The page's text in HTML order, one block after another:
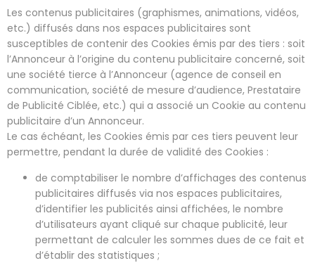
Les contenus publicitaires (graphismes, animations, vidéos,
etc.) diffusés dans nos espaces publicitaires sont
susceptibles de contenir des Cookies émis par des tiers : soit
l’Annonceur à l’origine du contenu publicitaire concerné, soit
une société tierce à l’Annonceur (agence de conseil en
communication, société de mesure d’audience, Prestataire
de Publicité Ciblée, etc.) qui a associé un Cookie au contenu
publicitaire d’un Annonceur.
Le cas échéant, les Cookies émis par ces tiers peuvent leur
permettre, pendant la durée de validité des Cookies :
de comptabiliser le nombre d’affichages des contenus
publicitaires diffusés via nos espaces publicitaires,
d’identifier les publicités ainsi affichées, le nombre
d’utilisateurs ayant cliqué sur chaque publicité, leur
permettant de calculer les sommes dues de ce fait et
d’établir des statistiques ;